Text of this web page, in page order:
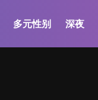
多元性别 深夜